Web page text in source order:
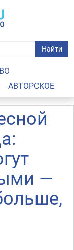
Найти
АВТОРСКОЕ
—